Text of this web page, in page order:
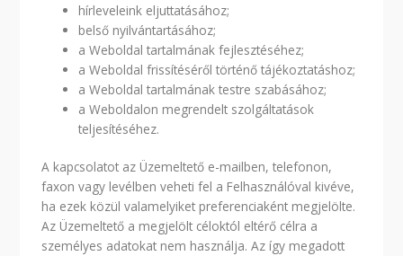
hírleveleink eljuttatásához;
belső nyilvántartásához;
a Weboldal tartalmának fejlesztéséhez;
a Weboldal frissítéséről történő tájékoztatáshoz;
a Weboldal tartalmának testre szabásához;
a Weboldalon megrendelt szolgáltatások
teljesítéséhez.
A kapcsolatot az Üzemeltető e-mailben, telefonon,
faxon vagy levélben veheti fel a Felhasználóval kivéve,
ha ezek közül valamelyiket preferenciaként megjelölte.
Az Üzemeltető a megjelölt céloktól eltérő célra a
személyes adatokat nem használja. Az így megadott